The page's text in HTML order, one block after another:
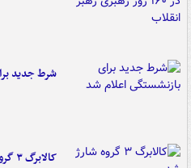
شرط جدید
کالابرگ ۳ گروه شارژ شد